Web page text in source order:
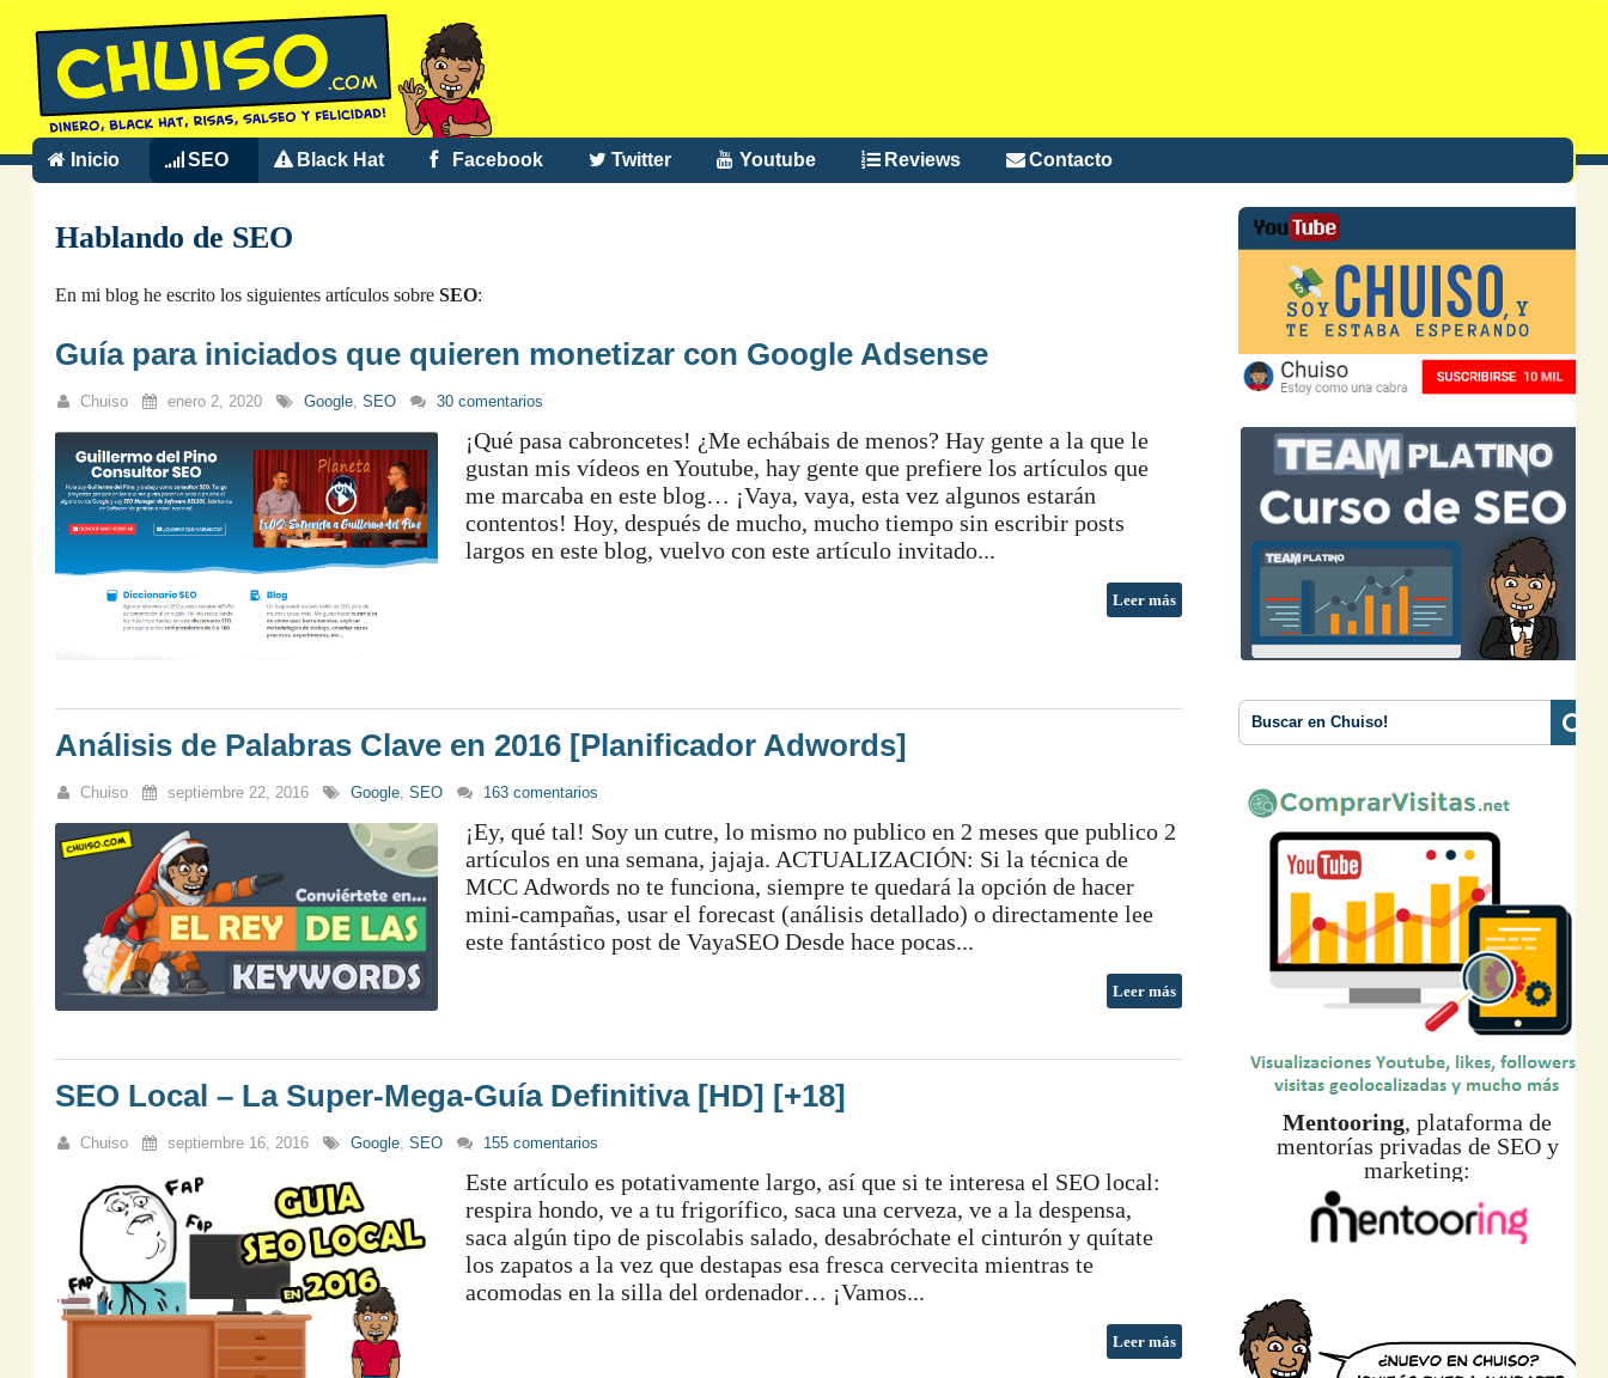
Inicio SEO Black Hat Facebook Twitter Youtube Reviews Contacto
Hablando de SEO
En mi blog he escrito los siguientes artículos sobre SEO:
Guía para iniciados que quieren monetizar con Google Adsense
Chuiso enero 2, 2020 Google, SEO 30 comentarios
¡Qué pasa cabroncetes! ¿Me echábais de menos? Hay gente a la que le
gustan mis vídeos en Youtube, hay gente que prefiere los artículos que
me marcaba en este blog… ¡Vaya, vaya, esta vez algunos estarán
contentos! Hoy, después de mucho, mucho tiempo sin escribir posts
largos en este blog, vuelvo con este artículo invitado...
Leer más
Análisis de Palabras Clave en 2016 [Planificador Adwords]
Chuiso septiembre 22, 2016 Google, SEO 163 comentarios
¡Ey, qué tal! Soy un cutre, lo mismo no publico en 2 meses que publico 2
artículos en una semana, jajaja. ACTUALIZACIÓN: Si la técnica de
MCC Adwords no te funciona, siempre te quedará la opción de hacer
mini-campañas, usar el forecast (análisis detallado) o directamente lee
este fantástico post de VayaSEO Desde hace pocas...
Leer más
SEO Local – La Super-Mega-Guía Definitiva [HD] [+18]
Chuiso septiembre 16, 2016 Google SEO 155 comentarios
Este artículo es potativamente largo, así que si te interesa el SEO local:
respira hondo, ve a tu frigorífico, saca una cerveza, ve a la despensa,
saca algún tipo de piscolabis salado, desabróchate el cinturón y quítate
los zapatos a la vez que destapas esa fresca cervecita mientras te
acomodas en la silla del ordenador… ¡Vamos...
Leer más
Mentooring, plataforma de
mentorías privadas de SEO y
marketing: